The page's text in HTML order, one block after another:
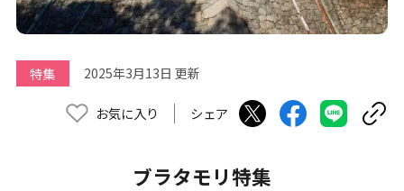
特集 2025年3月13日 更新
お気に入り シェア
ブラタモリ特集